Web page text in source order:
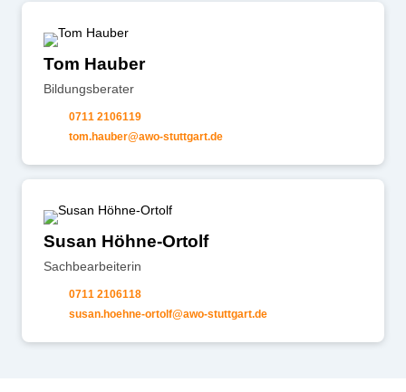
Tom Hauber
Bildungsberater
0711 2106119
t m h b r w -st ttg rt d
Susan Höhne-Ortolf
Sachbearbeiterin
0711 2106118
s
s n h hn - rt lf w -st ttg rt d